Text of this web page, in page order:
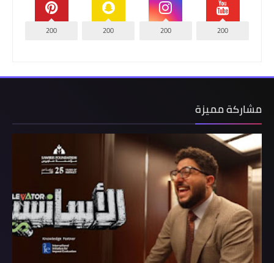
200
200
200
200
مشاركة مميزة